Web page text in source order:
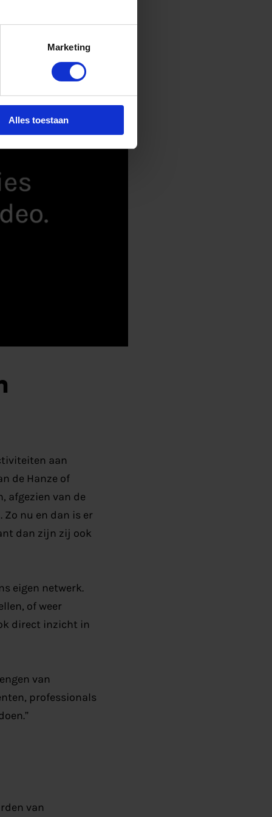
Marketing
Alles toestaan
aan
de Hanze of
afgezien van de
Zo nu en dan is er
dan zijn zij ook
eigen netwerk.
of weer
direct inzicht in
van
professionals
van